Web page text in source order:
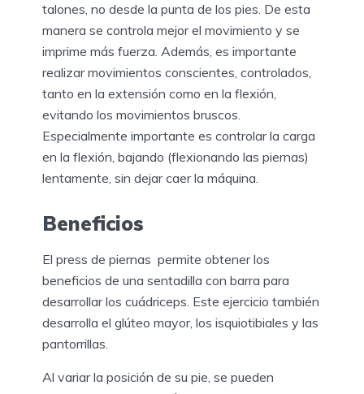
talones, no desde la punta de los pies. De esta
manera se controla mejor el movimiento y se
imprime más fuerza. Además, es importante
realizar movimientos conscientes, controlados,
tanto en la extensión como en la flexión,
evitando los movimientos bruscos.
Especialmente importante es controlar la carga
en la flexión, bajando (flexionando las piernas)
lentamente, sin dejar caer la máquina.
Beneficios
El press de piernas permite obtener los
beneficios de una sentadilla con barra para
desarrollar los cuádriceps. Este ejercicio también
desarrolla el glúteo mayor, los isquiotibiales y las
pantorrillas.
Al variar la posición de su pie, se pueden